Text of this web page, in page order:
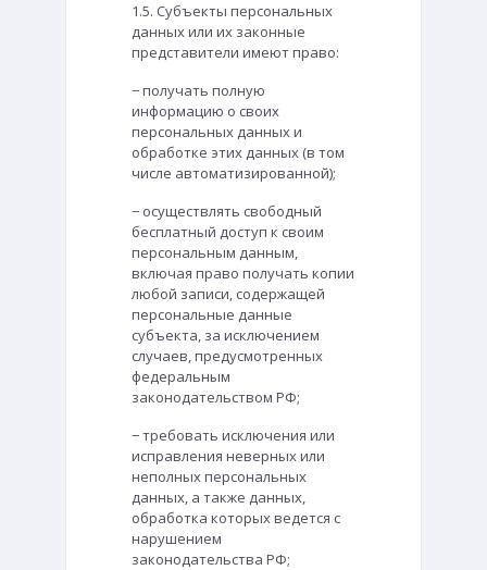
1.5. Субъекты персональных
данных или их законные
представители имеют право:
− получать полную
информацию о своих
персональных данных и
обработке этих данных (в том
числе автоматизированной);
− осуществлять свободный
бесплатный доступ к своим
персональным данным,
включая право получать копии
любой записи, содержащей
персональные данные
субъекта, за исключением
случаев, предусмотренных
федеральным
законодательством РФ;
− требовать исключения или
исправления неверных или
неполных персональных
данных, а также данных,
обработка которых ведется с
нарушением
законодательства РФ;